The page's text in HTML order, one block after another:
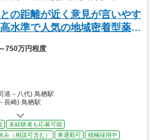
の距離が近く意見が言いやす
水準で人気の地域密着型薬局
750万円程度
港－八代) 鳥栖駅
長崎) 鳥栖駅
未経験者も応募可能
み（相談可含む） 車通勤可
積極採用中